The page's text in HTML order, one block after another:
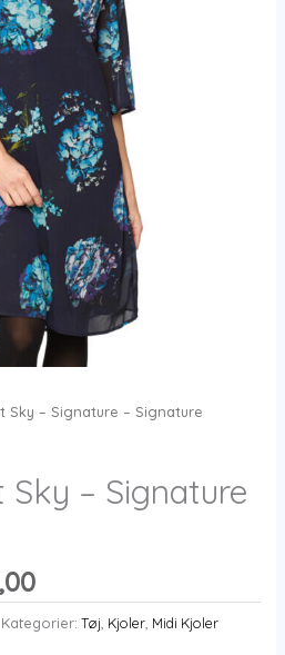
Sky – Signature – Signature
Sky – Signature
Den
aktuelle
pris
Kategorier: Tøj, Kjoler, Midi Kjoler